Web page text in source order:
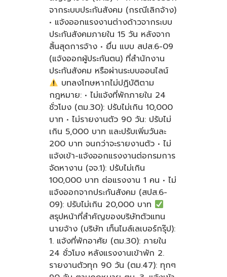
จากระบบประกันสังคม (กรณีเลิกจ้าง)
• แจ้งออกแรงงานต่างด้าวจากระบบ
ประกันสังคมภายใน 15 วัน หลังจาก
สิ้นสุดการจ้าง • ยื่น แบบ สปส.6-09
(แจ้งออกผู้ประกันตน) ที่สำนักงาน
ประกันสังคม หรือผ่านระบบออนไลน์
บทลงโทษหากไม่ปฏิบัติตาม
กฎหมาย: • ไม่แจ้งที่พักภายใน 24
ชั่วโมง (ตม.30): ปรับไม่เกิน 10,000
บาท • ไม่รายงานตัว 90 วัน: ปรับไม่
เกิน 5,000 บาท และปรับเพิ่มวันละ
200 บาท จนกว่าจะรายงานตัว • ไม่
แจ้งเข้า-แจ้งออกแรงงานต่อกรมการ
จัดหางาน (จจ.1): ปรับไม่เกิน
100,000 บาท ต่อแรงงาน 1 คน • ไม่
แจ้งออกจากประกันสังคม (สปส.6-
09): ปรับไม่เกิน 20,000 บาท
สรุปหน้าที่สำคัญของบริษัทตัวแทน
นายจ้าง (บริษัท เท็นไมล์เลเบอร์กรุ๊ป):
1. แจ้งที่พักอาศัย (ตม.30): ภายใน
24 ชั่วโมง หลังแรงงานเข้าพัก 2.
รายงานตัวทุก 90 วัน (ตม.47): ทุกๆ